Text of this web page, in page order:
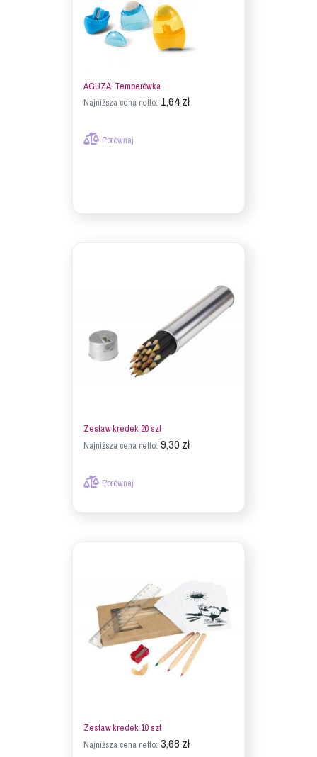
AGUZA. Temperówka
Najniższa cena netto: 1,64 zł
Porównaj
Zestaw kredek 20 szt
Najniższa cena netto: 9,30 zł
Porównaj
Zestaw kredek 10 szt
Najniższa cena netto: 3,68 zł